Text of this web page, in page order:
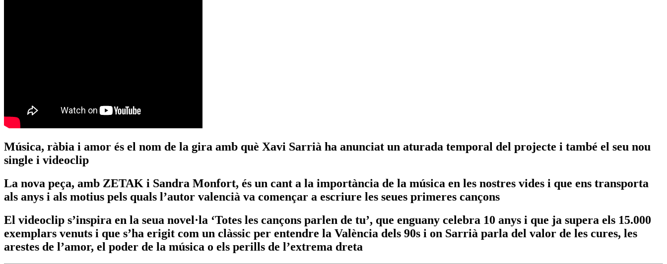
Música, ràbia i amor és el nom de la gira amb què Xavi Sarrià ha anunciat un aturada temporal del projecte i també el seu nou
single i videoclip
La nova peça, amb ZETAK i Sandra Monfort, és un cant a la importància de la música en les nostres vides i que ens transporta
als anys i als motius pels quals l’autor valencià va començar a escriure les seues primeres cançons
El videoclip s’inspira en la seua novel·la ‘Totes les cançons parlen de tu’, que enguany celebra 10 anys i que ja supera els 15.000
exemplars venuts i que s’ha erigit com un clàssic per entendre la València dels 90s i on Sarrià parla del valor de les cures, les
arestes de l’amor, el poder de la música o els perills de l’extrema dreta